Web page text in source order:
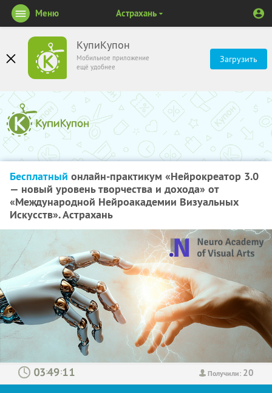
КупиКупон
Мобильное приложение
ещё удобнее
Загрузить
Меню Астрахань
Бесплатный онлайн-практикум «Нейрокреатор 3.0
— новый уровень творчества и дохода» от
«Международной Нейроакадемии Визуальных
Искусств». Астрахань
Получили: 20
: :